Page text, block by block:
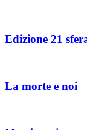
Edizione 21
La morte e noi